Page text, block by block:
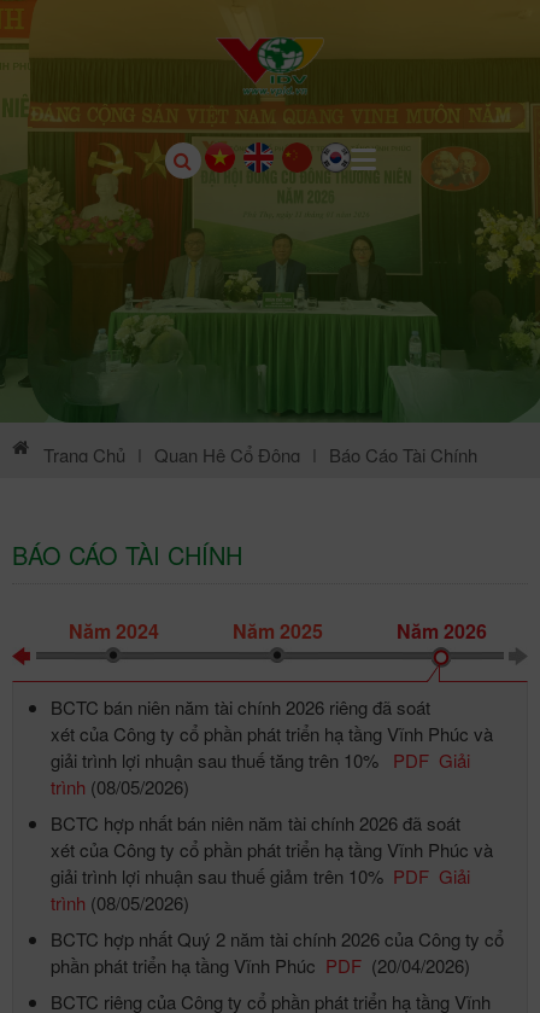
Trang Chủ | Quan Hệ Cổ Đông | Báo Cáo Tài Chính
BÁO CÁO TÀI CHÍNH
Năm 2024 Năm 2025 Năm 2026
BCTC bán niên năm tài chính 2026 riêng đã soát
xét của Công ty cổ phần phát triển hạ tầng Vĩnh Phúc và
giải trình lợi nhuận sau thuế tăng trên 10%
PDF Giải
trình (08/05/2026)
BCTC hợp nhất bán niên năm tài chính 2026 đã soát
xét của Công ty cổ phần phát triển hạ tầng Vĩnh Phúc và
giải trình lợi nhuận sau thuế giảm trên 10% PDF Giải
trình (08/05/2026)
BCTC hợp nhất Quý 2 năm tài chính 2026 của Công ty cổ
phần phát triển hạ tầng Vĩnh Phúc PDF (20/04/2026)
BCTC riêng của Công ty cổ phần phát triển hạ tầng Vĩnh